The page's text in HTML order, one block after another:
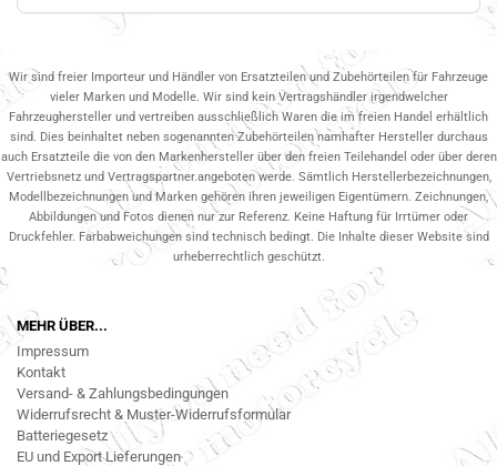
Wir sind freier Importeur und Händler von Ersatzteilen und Zubehörteilen für Fahrzeuge
vieler Marken und Modelle. Wir sind kein Vertragshändler irgendwelcher
Fahrzeughersteller und vertreiben ausschließlich Waren die im freien Handel erhältlich
sind. Dies beinhaltet neben sogenannten Zubehörteilen namhafter Hersteller durchaus
auch Ersatzteile die von den Markenhersteller über den freien Teilehandel oder über deren
Vertriebsnetz und Vertragspartner.angeboten werde. Sämtlich Herstellerbezeichnungen,
Modellbezeichnungen und Marken gehören ihren jeweiligen Eigentümern. Zeichnungen,
Abbildungen und Fotos dienen nur zur Referenz. Keine Haftung für Irrtümer oder
Druckfehler. Farbabweichungen sind technisch bedingt. Die Inhalte dieser Website sind
urheberrechtlich geschützt.
MEHR ÜBER...
Impressum
Kontakt
Versand- & Zahlungsbedingungen
Widerrufsrecht & Muster-Widerrufsformular
Batteriegesetz
EU und Export Lieferungen